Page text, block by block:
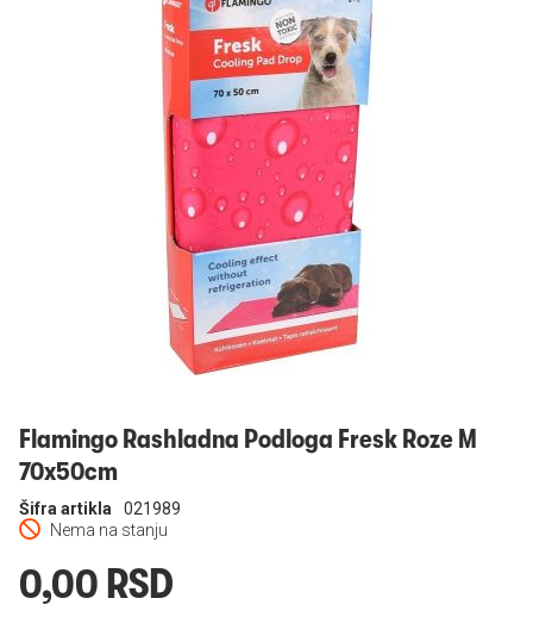
Flamingo Rashladna Podloga Fresk Roze M
70x50cm
Nema na stanju
Šifra artikla 021989
0,00 RSD